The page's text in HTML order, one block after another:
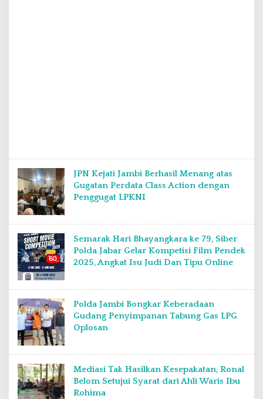
JPN Kejati Jambi Berhasil Menang atas
Gugatan Perdata Class Action dengan
Penggugat LPKNI
Semarak Hari Bhayangkara ke 79, Siber
Polda Jabar Gelar Kompetisi Film Pendek
2025, Angkat Isu Judi Dan Tipu Online
Polda Jambi Bongkar Keberadaan
Gudang Penyimpanan Tabung Gas LPG
Oplosan
Mediasi Tak Hasilkan Kesepakatan, Ronal
Belom Setujui Syarat dari Ahli Waris Ibu
Rohima